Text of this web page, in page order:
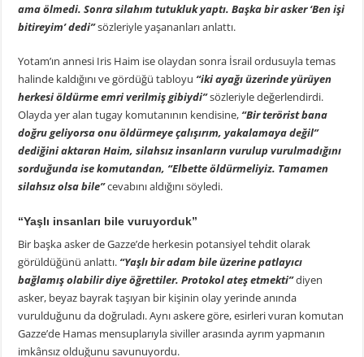
ama ölmedi. Sonra silahım tutukluk yaptı. Başka bir asker ‘Ben işi
bitireyim’ dedi”sözleriyle yaşananları anlattı.
Yotam’ın annesi Iris Haim ise olaydan sonra İsrail ordusuyla temas
halinde kaldığını ve gördüğü tabloyu “iki ayağı üzerinde yürüyen
herkesi öldürme emri verilmiş gibiydi”sözleriyle değerlendirdi.
Olayda yer alan tugay komutanının kendisine, “Bir terörist bana
doğru geliyorsa onu öldürmeye çalışırım, yakalamaya değil”
dediğini aktaran Haim, silahsız insanların vurulup vurulmadığını
sorduğunda ise komutandan, “Elbette öldürmeliyiz. Tamamen
silahsız olsa bile”cevabını aldığını söyledi.
“Yaşlı insanları bile vuruyorduk”
Bir başka asker de Gazze’de herkesin potansiyel tehdit olarak
görüldüğünü anlattı. “Yaşlı bir adam bile üzerine patlayıcı
bağlamış olabilir diye öğrettiler. Protokol ateş etmekti”diyen
asker, beyaz bayrak taşıyan bir kişinin olay yerinde anında
vurulduğunu da doğruladı. Aynı askere göre, esirleri vuran komutan
Gazze’de Hamas mensuplarıyla siviller arasında ayrım yapmanın
imkânsız olduğunu savunuyordu.